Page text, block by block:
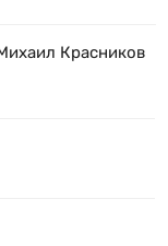
Красников